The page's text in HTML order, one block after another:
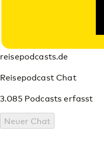
reisepodcasts.de
Reisepodcast Chat
3.085 Podcasts erfasst
Neuer Chat